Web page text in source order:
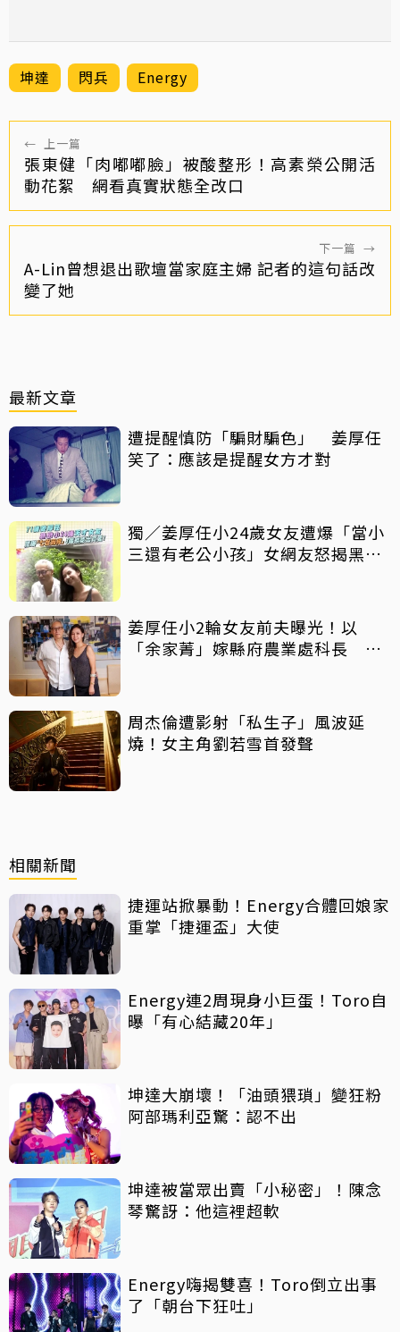
坤達 閃兵 Energy
← 上一篇
張東健「肉嘟嘟臉」被酸整形！高素榮公開活
動花絮 網看真實狀態全改口
下一篇 →
A-Lin曾想退出歌壇當家庭主婦 記者的這句話改
變了她
最新文章
遭提醒慎防「騙財騙色」 姜厚任
笑了：應該是提醒女方才對
獨／姜厚任小24歲女友遭爆「當小
三還有老公小孩」女網友怒揭黑歷
姜厚任小2輪女友前夫曝光！以
「余家菁」嫁縣府農業處科長 交
周杰倫遭影射「私生子」風波延
燒！女主角劉若雪首發聲
相關新聞
捷運站掀暴動！Energy合體回娘家
重掌「捷運盃」大使
Energy連2周現身小巨蛋！Toro自
曝「有心結藏20年」
坤達大崩壞！「油頭猥瑣」變狂粉
阿部瑪利亞驚：認不出
坤達被當眾出賣「小秘密」！陳念
琴驚訝：他這裡超軟
Energy嗨揭雙喜！Toro倒立出事
了「朝台下狂吐」